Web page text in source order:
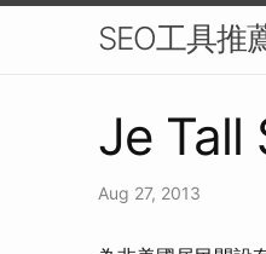
SEO工具推
Je Tall
Aug 27, 2013